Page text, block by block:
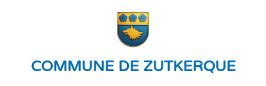
COMMUNE DE ZUTKERQUE